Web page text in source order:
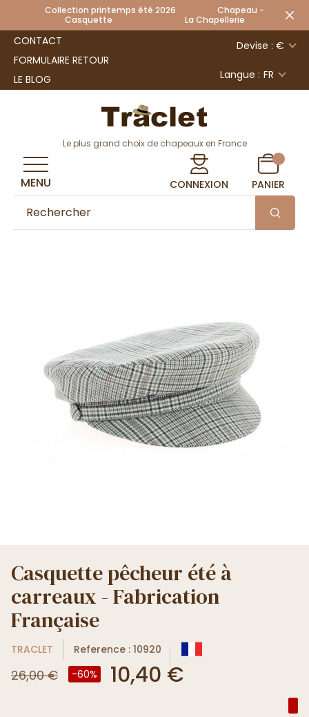
Collection printemps été 2026 Chapeau -
Casquette La Chapellerie
CONTACT
FORMULAIRE RETOUR
LE BLOG
Devise : €
Langue : FR
Le plus grand choix de chapeaux en France
CONNEXION PANIER
MENU
Casquette pêcheur été à
carreaux - Fabrication
Française
TRACLET Reference : 10920
26,00 € -60% 10,40 €